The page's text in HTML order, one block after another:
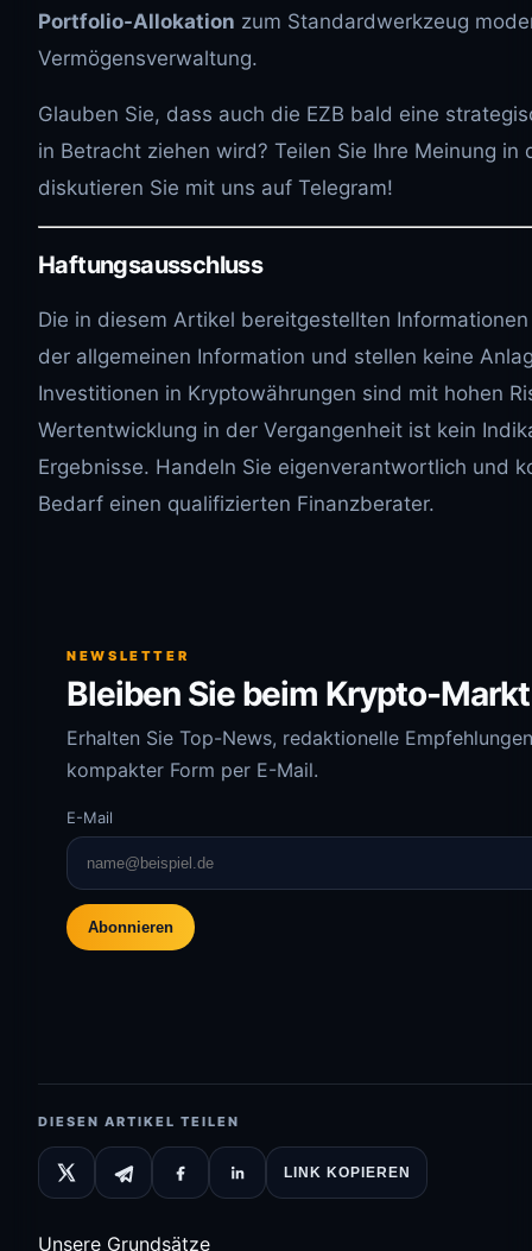
Portfolio-Allokation zum Standardwerkzeug
Vermögensverwaltung.
Glauben Sie, dass auch die EZB bald eine
in Betracht ziehen wird? Teilen Sie Ihre Meinung in
diskutieren Sie mit uns auf Telegram!
Haftungsausschluss
Die in diesem Artikel bereitgestellten
der allgemeinen Information und stellen keine
Investitionen in Kryptowährungen sind mit hohen
Wertentwicklung in der Vergangenheit ist kein
Ergebnisse. Handeln Sie eigenverantwortlich und
Bedarf einen qualifizierten Finanzberater.
NEWSLETTER
Bleiben Sie beim Krypto-
Erhalten Sie Top-News, redaktionelle
kompakter Form per E-Mail.
E-Mail
Abonnieren
DIESEN ARTIKEL TEILEN
LINK KOPIEREN
Unsere Grundsätze